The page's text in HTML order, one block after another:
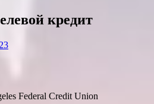
кредит
Federal Credit Union